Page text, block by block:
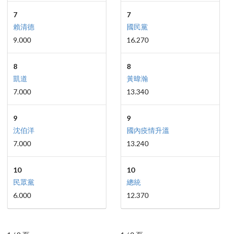
7
賴清德
9.000
8
凱道
7.000
9
沈伯洋
7.000
10
民眾黨
6.000
7
國民黨
16.270
8
黃暐瀚
13.340
9
國內疫情升溫
13.240
10
總統
12.370